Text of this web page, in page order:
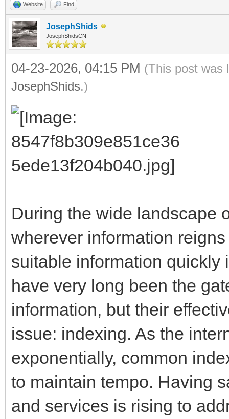
Website Find
JosephShids
JosephShidsCN
04-23-2026, 04:15 PM (This post was
JosephShids.)
During the wide landscape
wherever information
suitable information quickly
have very long been the
information, but their
issue: indexing. As the
exponentially, common
to maintain tempo. Having
and services is rising to